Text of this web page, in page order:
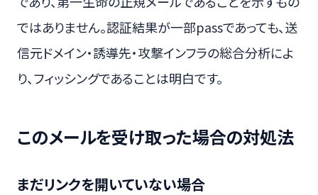
ではありません。認証結果が一部passであっても、送
信元ドメイン・誘導先・攻撃インフラの総合分析によ
り、フィッシングであることは明白です。
このメールを受け取った場合の対処法
まだリンクを開いていない場合